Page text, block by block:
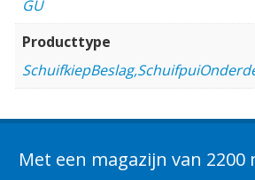
GU
Producttype
Met een magazijn van 2200